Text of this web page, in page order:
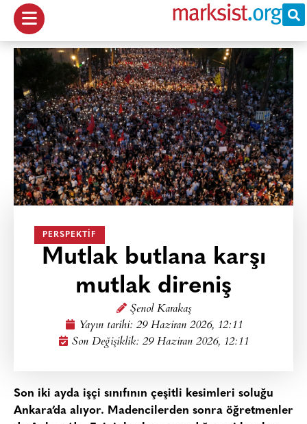
PERSPEKTIF
Mutlak butlana karşı
mutlak direniş
Şenol Karakaş
Yayın tarihi: 29 Haziran 2026, 12:11
Son Değişiklik: 29 Haziran 2026, 12:11
Son iki ayda işçi sınıfının çeşitli kesimleri soluğu
Ankara’da alıyor. Madencilerden sonra öğretmenler